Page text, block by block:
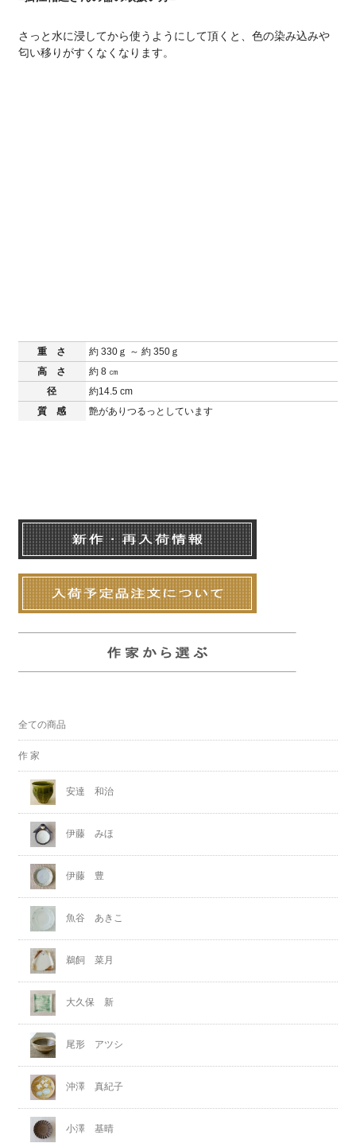
さっと水に浸してから使うようにして頂くと、色の染み込みや
匂い移りがすくなくなります。
重 さ
約 330ｇ ～ 約 350ｇ
高 さ
約 8 ㎝
径
約14.5 cm
質 感
艶がありつるっとしています
全ての商品
作 家
安達 和治
伊藤 みほ
伊藤 豊
魚谷 あきこ
鵜飼 菜月
大久保 新
尾形 アツシ
沖澤 真紀子
小澤 基晴